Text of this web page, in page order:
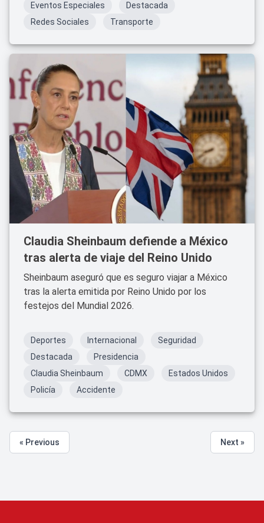
Eventos Especiales
Destacada
Redes Sociales
Transporte
Claudia Sheinbaum defiende a México
tras alerta de viaje del Reino Unido
Sheinbaum aseguró que es seguro viajar a México
tras la alerta emitida por Reino Unido por los
festejos del Mundial 2026.
Deportes Internacional
Seguridad
Destacada
Presidencia
Claudia Sheinbaum
CDMX
Estados Unidos
Policía
Accidente
« Previous Next »